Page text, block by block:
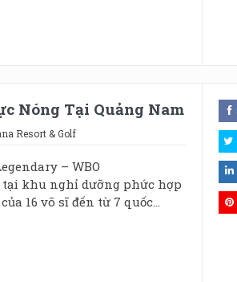
Nóng Tại Quảng Nam
Resort & Golf
– WBO
khu nghỉ dưỡng phức hợp
16 võ sĩ đến từ 7 quốc...